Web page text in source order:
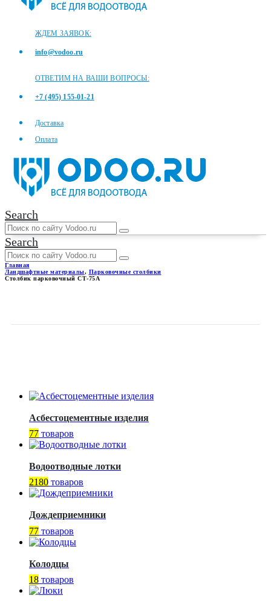
ЖДЕМ ЗАЯВОК:
info@vodoo.ru
ОТВЕТИМ НА ВАШИ ВОПРОСЫ:
+7 (495) 155-01-21
Доставка
Оплата
Search
Search
Главная
Ландшафтные материалы, Парковочные столбики
Столбик парковочный СТ-75А
Асбестоцементные изделия
77 товаров
Водоотводные лотки
2180 товаров
Дождеприемники
77 товаров
Колодцы
18 товаров